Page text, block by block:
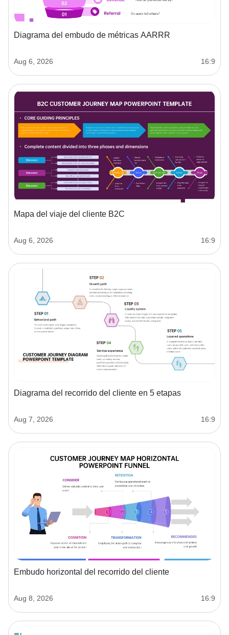
Diagrama del embudo de métricas AARRR
Aug 6, 2026 16:9
Mapa del viaje del cliente B2C
Aug 6, 2026 16:9
Diagrama del recorrido del cliente en 5 etapas
Aug 7, 2026 16:9
Embudo horizontal del recorrido del cliente
Aug 8, 2026 16:9